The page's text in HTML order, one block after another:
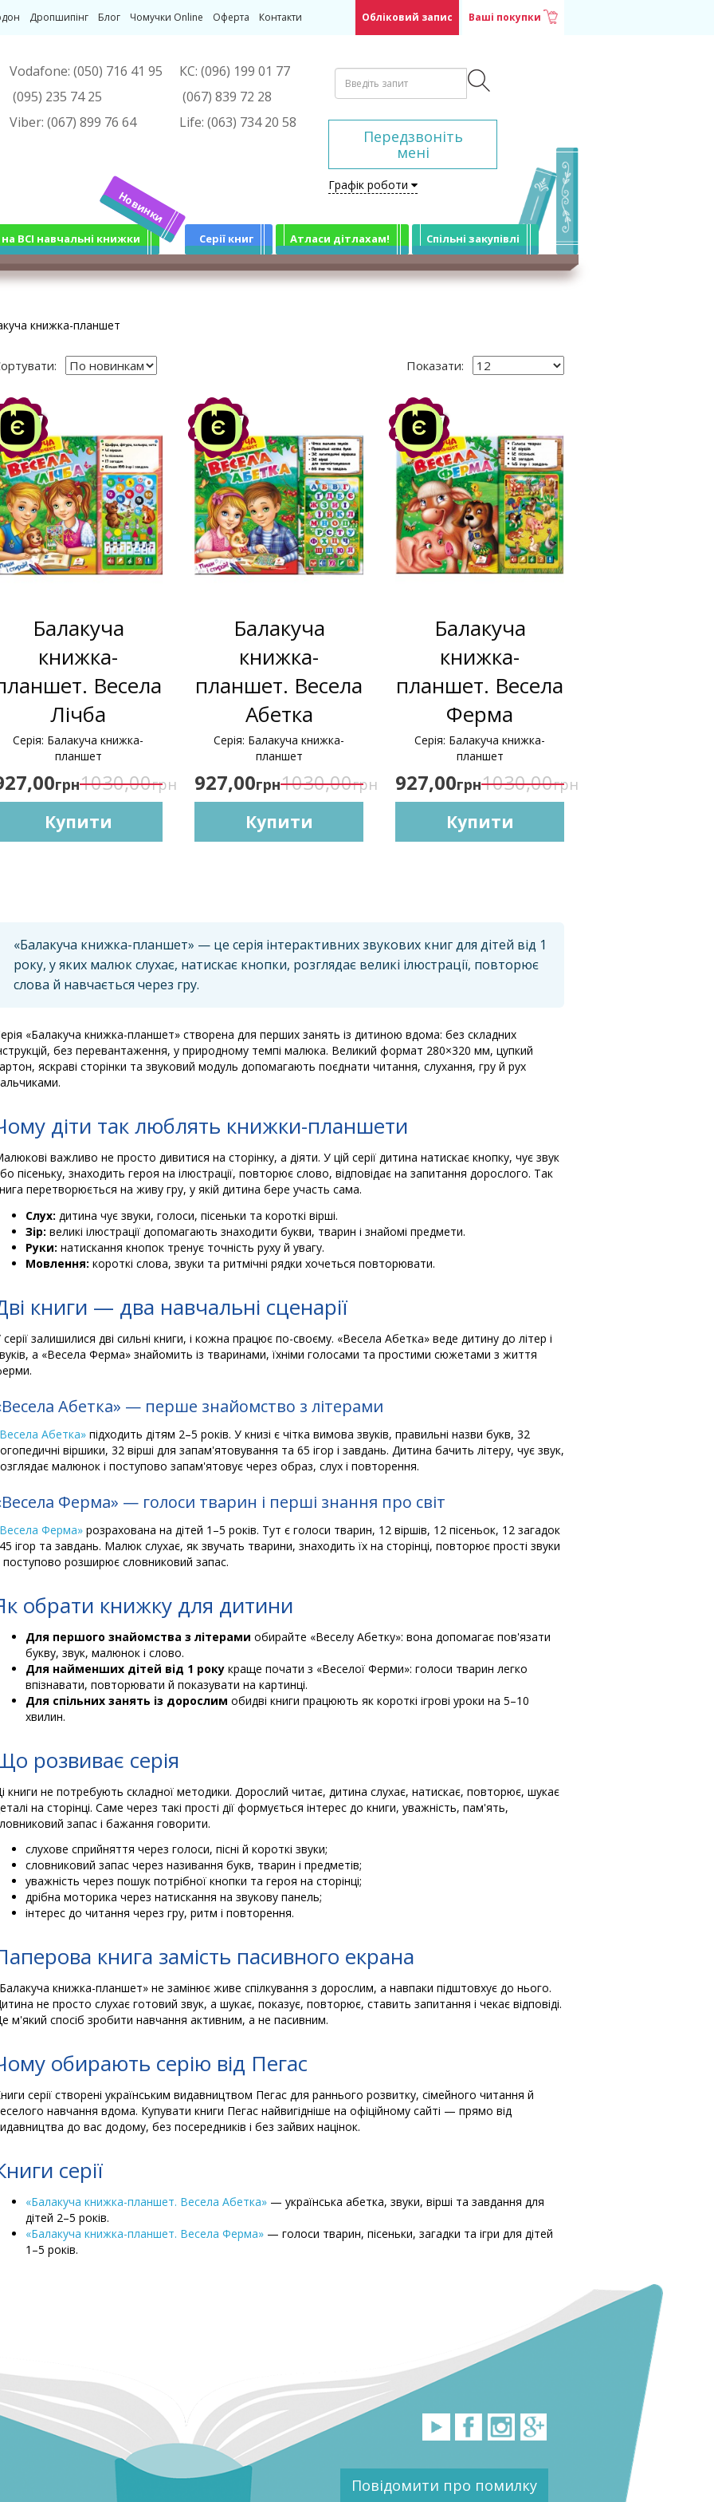
Дропшипінг Блог Чомучки Online Оферта Контакти Обліковий запис Ваші покупки
Vodafone: (050) 716 41 95
(095) 235 74 25
Viber: (067) 899 76 64
КС: (096) 199 01 77
(067) 839 72 28
Life: (063) 734 20 58
Передзвоніть
мені
Графік роботи
ВСІ навчальні книжки
Новинки
Серії книг Атласи дітлахам! Спільні закупівлі
книжка-планшет
Показати:
Балакуча
книжка-
Весела
Лічба
Серія: Балакуча книжка-
планшет
грн1030,00грн
Купити
Акція
-10%
Балакуча
книжка-
планшет. Весела
Абетка
Серія: Балакуча книжка-
планшет
927,00грн1030,00грн
Купити
Акція
-10%
Балакуча
книжка-
планшет. Весела
Ферма
Серія: Балакуча книжка-
планшет
927,00грн1030,00грн
Купити
«Балакуча книжка-планшет» — це серія інтерактивних звукових книг для дітей від 1
року, у яких малюк слухає, натискає кнопки, розглядає великі ілюстрації, повторює
слова й навчається через гру.
«Балакуча книжка-планшет» створена для перших занять із дитиною вдома: без складних
без перевантаження, у природному темпі малюка. Великий формат 280×320 мм, цупкий
яскраві сторінки та звуковий модуль допомагають поєднати читання, слухання, гру й рух
діти так люблять книжки-планшети
важливо не просто дивитися на сторінку, а діяти. У цій серії дитина натискає кнопку, чує звук
пісеньку, знаходить героя на ілюстрації, повторює слово, відповідає на запитання дорослого. Так
перетворюється на живу гру, у якій дитина бере участь сама.
Слух: дитина чує звуки, голоси, пісеньки та короткі вірші.
Зір: великі ілюстрації допомагають знаходити букви, тварин і знайомі предмети.
Руки: натискання кнопок тренує точність руху й увагу.
Мовлення: короткі слова, звуки та ритмічні рядки хочеться повторювати.
книги — два навчальні сценарії
серії залишилися дві сильні книги, і кожна працює по-своєму. «Весела Абетка» веде дитину до літер і
а «Весела Ферма» знайомить із тваринами, їхніми голосами та простими сюжетами з життя
Абетка» — перше знайомство з літерами
Абетка» підходить дітям 2–5 років. У книзі є чітка вимова звуків, правильні назви букв, 32
віршики, 32 вірші для запам'ятовування та 65 ігор і завдань. Дитина бачить літеру, чує звук,
малюнок і поступово запам'ятовує через образ, слух і повторення.
Ферма» — голоси тварин і перші знання про світ
Ферма» розрахована на дітей 1–5 років. Тут є голоси тварин, 12 віршів, 12 пісеньок, 12 загадок
45 ігор та завдань. Малюк слухає, як звучать тварини, знаходить їх на сторінці, повторює прості звуки
поступово розширює словниковий запас.
обрати книжку для дитини
Для першого знайомства з літерами обирайте «Веселу Абетку»: вона допомагає пов'язати
букву, звук, малюнок і слово.
Для найменших дітей від 1 року краще почати з «Веселої Ферми»: голоси тварин легко
впізнавати, повторювати й показувати на картинці.
Для спільних занять із дорослим обидві книги працюють як короткі ігрові уроки на 5–10
хвилин.
розвиває серія
книги не потребують складної методики. Дорослий читає, дитина слухає, натискає, повторює, шукає
на сторінці. Саме через такі прості дії формується інтерес до книги, уважність, пам'ять,
запас і бажання говорити.
слухове сприйняття через голоси, пісні й короткі звуки;
словниковий запас через називання букв, тварин і предметів;
уважність через пошук потрібної кнопки та героя на сторінці;
дрібна моторика через натискання на звукову панель;
інтерес до читання через гру, ритм і повторення.
книга замість пасивного екрана
книжка-планшет» не замінює живе спілкування з дорослим, а навпаки підштовхує до нього.
не просто слухає готовий звук, а шукає, показує, повторює, ставить запитання і чекає відповіді.
м'який спосіб зробити навчання активним, а не пасивним.
обирають серію від Пегас
серії створені українським видавництвом Пегас для раннього розвитку, сімейного читання й
навчання вдома. Купувати книги Пегас найвигідніше на офіційному сайті — прямо від
до вас додому, без посередників і без зайвих націнок.
серії
«Балакуча книжка-планшет. Весела Абетка» — українська абетка, звуки, вірші та завдання для
дітей 2–5 років.
«Балакуча книжка-планшет. Весела Ферма» — голоси тварин, пісеньки, загадки та ігри для дітей
1–5 років.
Повідомити про помилку